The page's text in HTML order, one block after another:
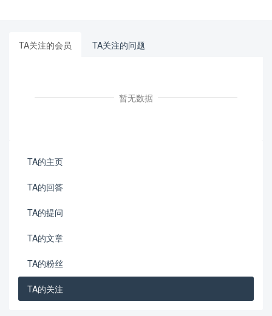
TA关注的会员 TA关注的问题
暂无数据
TA的主页
TA的回答
TA的提问
TA的文章
TA的粉丝
TA的关注